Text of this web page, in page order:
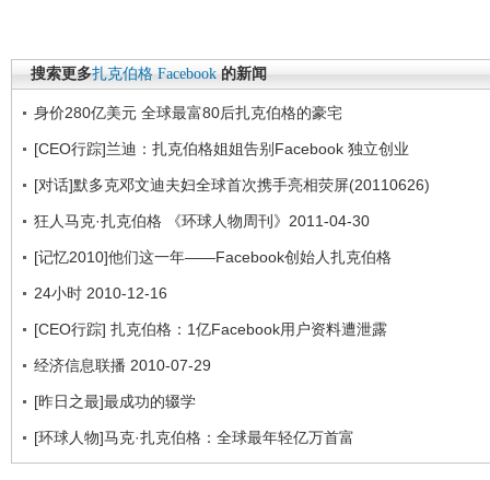
搜索更多扎克伯格 Facebook 的新闻
身价280亿美元 全球最富80后扎克伯格的豪宅
[CEO行踪]兰迪：扎克伯格姐姐告别Facebook 独立创业
[对话]默多克邓文迪夫妇全球首次携手亮相荧屏(20110626)
狂人马克·扎克伯格 《环球人物周刊》2011-04-30
[记忆2010]他们这一年——Facebook创始人扎克伯格
24小时 2010-12-16
[CEO行踪] 扎克伯格：1亿Facebook用户资料遭泄露
经济信息联播 2010-07-29
[昨日之最]最成功的辍学
[环球人物]马克·扎克伯格：全球最年轻亿万首富